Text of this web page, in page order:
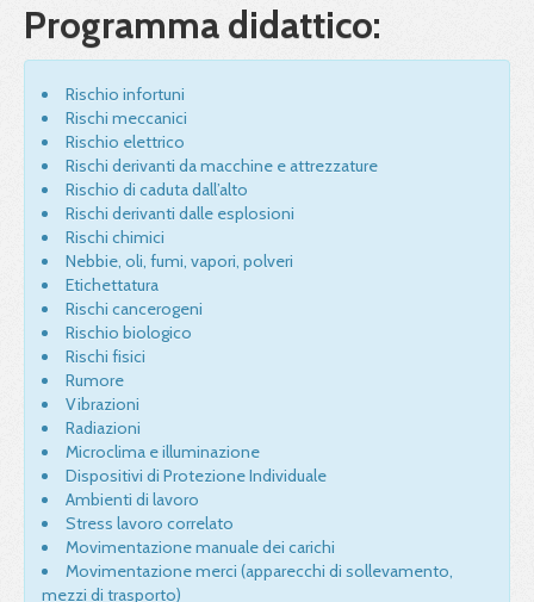
Programma didattico:
Rischio infortuni
Rischi meccanici
Rischio elettrico
Rischi derivanti da macchine e attrezzature
Rischio di caduta dall’alto
Rischi derivanti dalle esplosioni
Rischi chimici
Nebbie, oli, fumi, vapori, polveri
Etichettatura
Rischi cancerogeni
Rischio biologico
Rischi fisici
Rumore
Vibrazioni
Radiazioni
Microclima e illuminazione
Dispositivi di Protezione Individuale
Ambienti di lavoro
Stress lavoro correlato
Movimentazione manuale dei carichi
Movimentazione merci (apparecchi di sollevamento,
mezzi di trasporto)